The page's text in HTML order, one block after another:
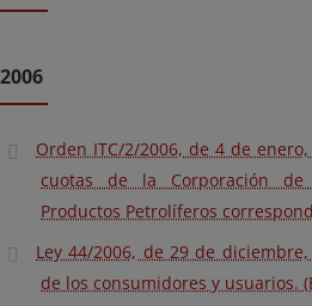
2006
Orden ITC/2/2006, de 4 de
cuotas de la Corporación de
Productos Petrolíferos
Ley 44/2006, de 29 de
de los consumidores y usuarios.